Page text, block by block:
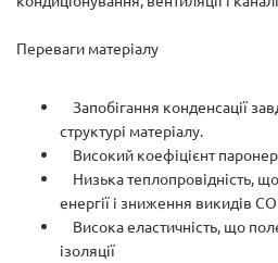
Переваги матеріалу
Запобігання конденсації
структурі матеріалу.
Високий коефіцієнт
Низька теплопровідність,
енергії і зниження викидів
Висока еластичність, що
ізоляції